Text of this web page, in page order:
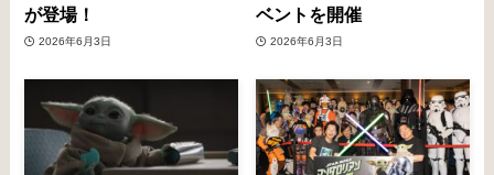
が登場！
2026年6月3日
ベントを開催
2026年6月3日